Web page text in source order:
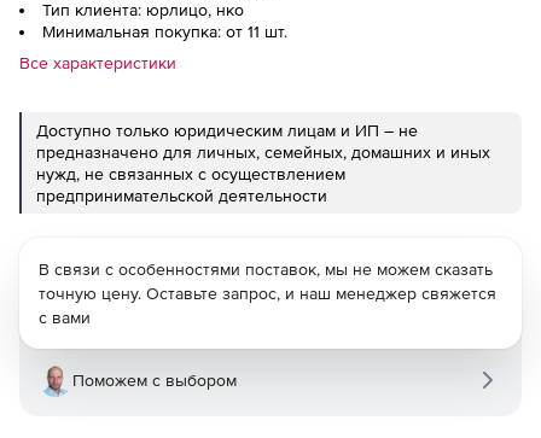
Тип клиента: юрлицо, нко
Минимальная покупка: от 11 шт.
Все характеристики
Доступно только юридическим лицам и ИП – не
предназначено для личных, семейных, домашних и иных
нужд, не связанных с осуществлением
предпринимательской деятельности
В связи с особенностями поставок, мы не можем сказать
точную цену. Оставьте запрос, и наш менеджер свяжется
с вами
Поможем с выбором